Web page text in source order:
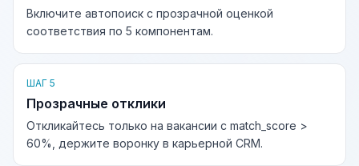
Включите автопоиск с прозрачной оценкой
соответствия по 5 компонентам.
ШАГ 5
Прозрачные отклики
Откликайтесь только на вакансии с match_score >
60%, держите воронку в карьерной CRM.